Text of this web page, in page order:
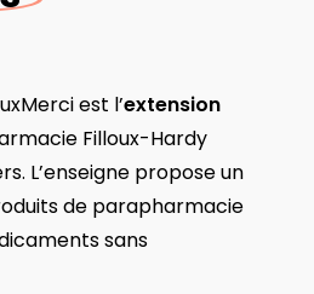
est l’extension
Filloux-Hardy
L’enseigne propose un
de parapharmacie
sans